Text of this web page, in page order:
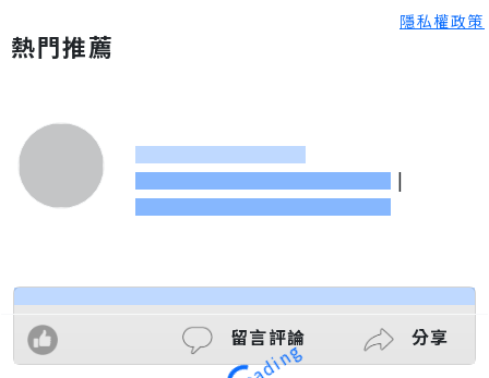
隱私權政策
熱門推薦
|
留言評論 分享